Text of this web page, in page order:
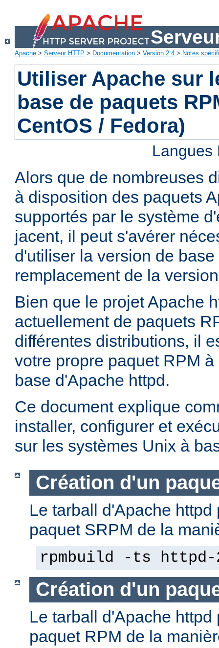
Apache > Serveur HTTP > Documentation > Version 2.4 > Notes
Utiliser Apache sur
base de paquets
CentOS / Fedora)
Alors que de nombreuses
à disposition des paquets
supportés par le système
jacent, il peut s'avérer
d'utiliser la version de
remplacement de la
Bien que le projet Apache
actuellement de paquets
différentes distributions, il
votre propre paquet RPM
base d'Apache httpd.
Ce document explique
installer, configurer et
sur les systèmes Unix à
Création d'un
Le tarball d'Apache
paquet SRPM de la
rpmbuild -ts
Création d'un
Le tarball d'Apache
paquet RPM de la